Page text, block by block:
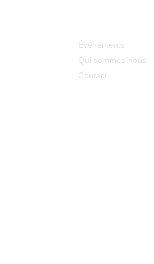
Évenements
Qui sommes-nous
Contact